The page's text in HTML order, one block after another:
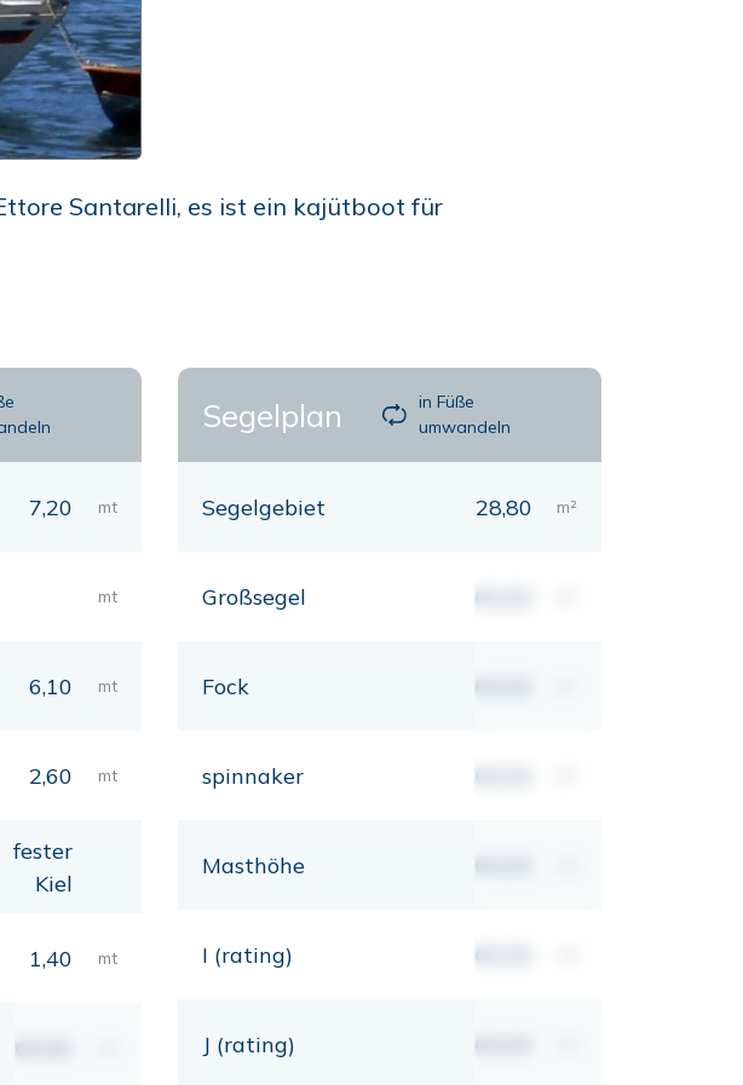
Santarelli, es ist ein kajütboot für
7,20 mt
mt
6,10 mt
2,60 mt
fester
Kiel
1,40 mt
00,00
Segelplan
in Füße
umwandeln
Segelgebiet 28,80 m²
Großsegel 00,00
Fock 00,00
spinnaker 00,00
Masthöhe 00,00
I (rating) 00,00
J (rating) 00,00